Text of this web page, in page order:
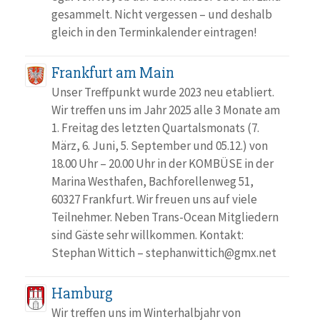
gesammelt. Nicht vergessen – und deshalb
gleich in den Terminkalender eintragen!
Frankfurt am Main
Unser Treffpunkt wurde 2023 neu etabliert.
Wir treffen uns im Jahr 2025 alle 3 Monate am
1. Freitag des letzten Quartalsmonats (7.
März, 6. Juni, 5. September und 05.12.) von
18.00 Uhr – 20.00 Uhr in der KOMBÜSE in der
Marina Westhafen, Bachforellenweg 51,
60327 Frankfurt. Wir freuen uns auf viele
Teilnehmer. Neben Trans-Ocean Mitgliedern
sind Gäste sehr willkommen. Kontakt:
Stephan Wittich – stephanwittich@gmx.net
Hamburg
Wir treffen uns im Winterhalbjahr von